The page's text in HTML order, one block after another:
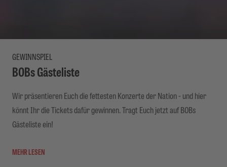
GEWINNSPIEL
BOBs Gästeliste
Wir präsentieren Euch die fettesten Konzerte der Nation - und hier
könnt Ihr die Tickets dafür gewinnen. Tragt Euch jetzt auf BOBs
Gästeliste ein!
MEHR LESEN